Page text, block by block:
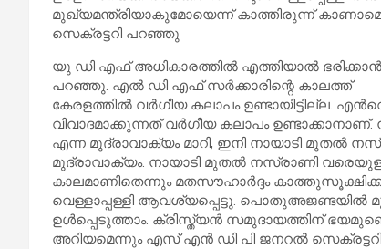
മുഖ്യമന്ത്രിയാകുമോയെന്ന് കാത്തിരുന്ന്
സെക്രട്ടറി പറഞ്ഞു
യു ഡി എഫ് അധികാരത്തിൽ എത്തിയാൽ ഭരിക്കാൻ
പറഞ്ഞു. എൽ ഡി എഫ് സർക്കാരിന്റെ കാലത്ത്
കേരളത്തിൽ വർഗീയ കലാപം ഉണ്ടായിട്ടില്ല.
വിവാദമാക്കുന്നത് വർഗീയ കലാപം
എന്ന മുദ്രാവാക്യം മാറി, ഇനി നായാടി മുതൽ
മുദ്രാവാക്യം. നായാടി മുതൽ നസ്രാണി
കാലമാണിതെന്നും മതസൗഹാർദ്ദം
വെള്ളാപ്പള്ളി ആവശ്യപ്പെട്ടു. പൊതുഅജണ്ടയിൽ
ഉൾപ്പെടുത്താം. ക്രിസ്ത്യൻ സമുദായത്തിന്
അറിയമെന്നും എസ് എൻ ഡി പി ജനറൽ